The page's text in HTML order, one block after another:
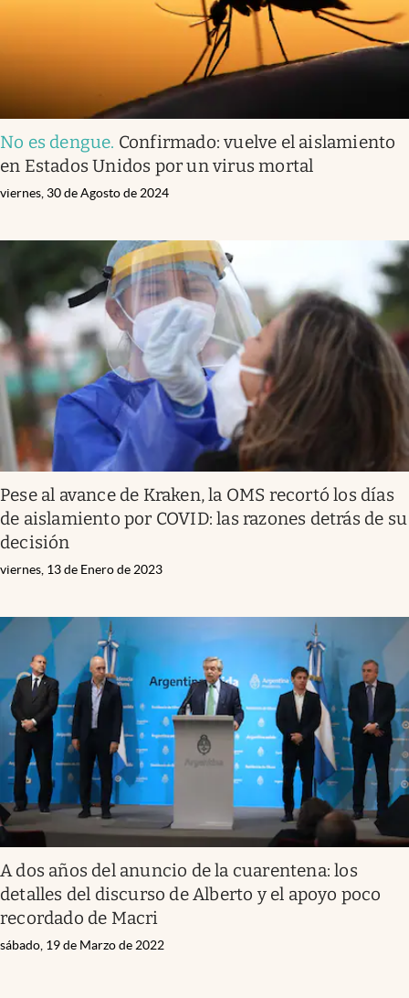
No es dengue. Confirmado: vuelve el aislamiento
en Estados Unidos por un virus mortal
viernes, 30 de Agosto de 2024
Pese al avance de Kraken, la OMS recortó los días
de aislamiento por COVID: las razones detrás de su
decisión
viernes, 13 de Enero de 2023
A dos años del anuncio de la cuarentena: los
detalles del discurso de Alberto y el apoyo poco
recordado de Macri
sábado, 19 de Marzo de 2022